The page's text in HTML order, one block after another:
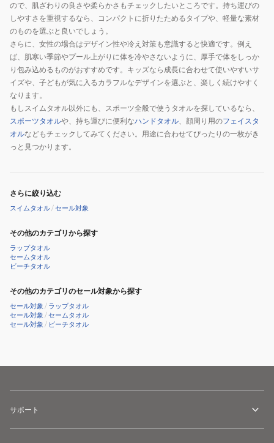
ので、肌ざわりの良さや柔らかさもチェックしたいところです。持ち運びの
しやすさを重視するなら、コンパクトに折りたためるタイプや、軽量な素材
のものを選ぶと良いでしょう。
さらに、女性の場合はデザイン性や冷え対策も意識すると快適です。例え
ば、肌寒い季節やプール上がりに体を冷やさないように、厚手で体をしっか
り包み込めるものがおすすめです。キッズなら成長に合わせて使いやすいサ
イズや、子どもが気に入るカラフルなデザインを選ぶと、楽しく続けやすく
なります。
もしスイムタオル以外にも、スポーツ全般で使うタオルを探しているなら、
スポーツタオルや、持ち運びに便利なハンドタオル、顔周り用のフェイスタ
オルなどもチェックしてみてください。用途に合わせてぴったりの一枚がき
っと見つかります。
さらに絞り込む
スイムタオル/セール対象
その他のカテゴリから探す
ラップタオル
セームタオル
ビーチタオル
その他のカテゴリのセール対象から探す
セール対象 / ラップタオル
セール対象 /セームタオル
セール対象 / ビーチタオル
サポート